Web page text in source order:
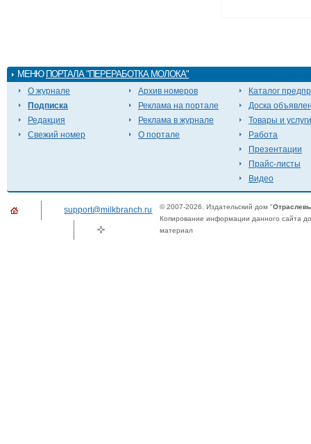
МЕНЮ ПОРТАЛА "ПЕРЕРАБОТКА МОЛОКА"
О журнале
Подписка
Редакция
Свежий номер
Архив номеров
Реклама на портале
Реклама в журнале
О портале
Каталог
Доска
Товары и услуги
Работа
Презентации
Прайс-листы
Видео
support@milkbranch.ru © 2007-2026. Издательский дом "
Копирование информации данного сайта
материал